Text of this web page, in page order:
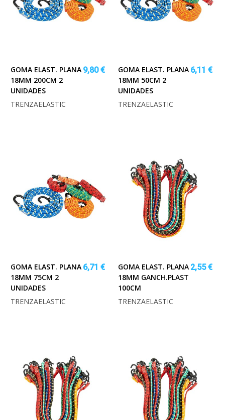
GOMA ELAST. PLANA
18MM 200CM 2
UNIDADES
9,80 €
TRENZAELASTIC
GOMA ELAST. PLANA
18MM 50CM 2
UNIDADES
6,11 €
TRENZAELASTIC
GOMA ELAST. PLANA
18MM 75CM 2
UNIDADES
6,71 €
TRENZAELASTIC
GOMA ELAST. PLANA
18MM GANCH.PLAST
100CM
2,55 €
TRENZAELASTIC